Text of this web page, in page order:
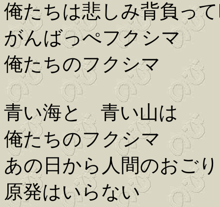
俺たちは悲しみ背負っ
がんばっぺフクシマ
俺たちのフクシマ
青い海と 青い山は
俺たちのフクシマ
あの日から人間のおご
原発はいらない